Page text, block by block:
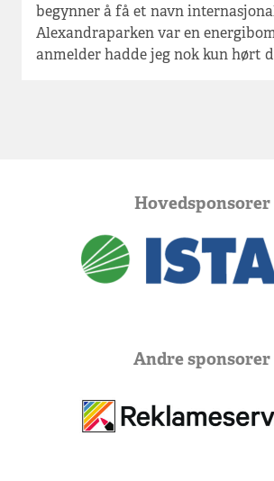
begynner å få et navn
Alexandraparken var en
anmelder hadde jeg nok kun hørt
Hovedsponsorer
Andre sponsorer